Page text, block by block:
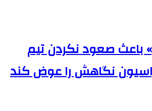
باعث صعود نکردن تیم
نگاهش را عوض کند